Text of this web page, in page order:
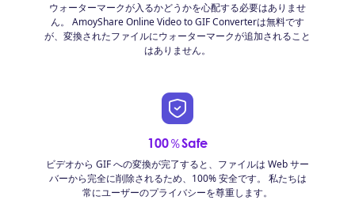
ウォーターマークが入るかどうかを心配する必要はありませ
ん。 AmoyShare Online Video to GIF Converterは無料です
が、変換されたファイルにウォーターマークが追加されること
はありません。
100％Safe
ビデオから GIF への変換が完了すると、ファイルは Web サー
バーから完全に削除されるため、100% 安全です。 私たちは
常にユーザーのプライバシーを尊重します。